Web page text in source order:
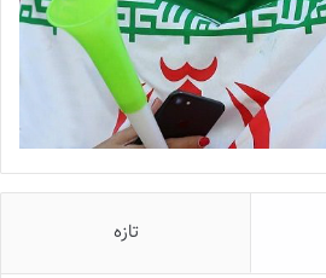
تازه